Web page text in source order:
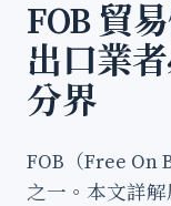
FOB 貿
出口業
分界
FOB（Free On
之一。本文詳